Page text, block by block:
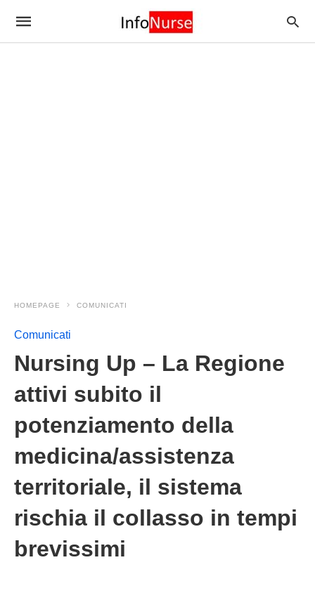
HOMEPAGE COMUNICATI
Comunicati
Nursing Up – La Regione
attivi subito il
potenziamento della
medicina/assistenza
territoriale, il sistema
rischia il collasso in tempi
brevissimi